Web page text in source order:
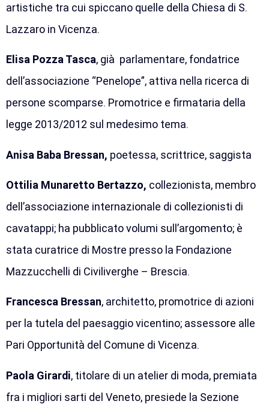
artistiche tra cui spiccano quelle della Chiesa di S.
Lazzaro in Vicenza.
Elisa Pozza Tasca, già parlamentare, fondatrice
dell’associazione “Penelope”, attiva nella ricerca di
persone scomparse. Promotrice e firmataria della
legge 2013/2012 sul medesimo tema.
Anisa Baba Bressan, poetessa, scrittrice, saggista
Ottilia Munaretto Bertazzo, collezionista, membro
dell’associazione internazionale di collezionisti di
cavatappi; ha pubblicato volumi sull’argomento; è
stata curatrice di Mostre presso la Fondazione
Mazzucchelli di Civiliverghe – Brescia.
Francesca Bressan, architetto, promotrice di azioni
per la tutela del paesaggio vicentino; assessore alle
Pari Opportunità del Comune di Vicenza.
Paola Girardi, titolare di un atelier di moda, premiata
fra i migliori sarti del Veneto, presiede la Sezione